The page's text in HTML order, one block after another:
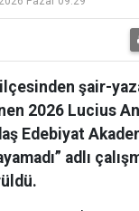
şair-
2026 Lucius
Edebiyat
adlı